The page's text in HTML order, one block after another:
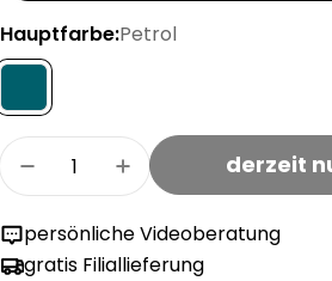
Hauptfarbe:Petrol
Menge
Menge für LARA Hänger
Menge für LARA
derzeit
persönliche Videoberatung
gratis Filiallieferung